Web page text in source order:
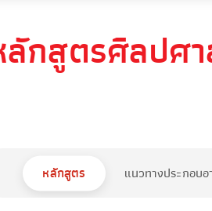
กสูตรศิลปศ
หลักสูตร แนวทางประกอบ